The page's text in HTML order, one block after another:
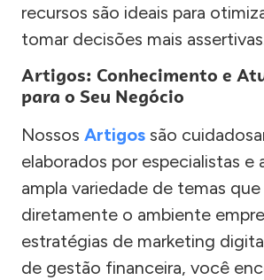
recursos são ideais para
tomar decisões mais
Artigos: Conhecimento e
para o Seu Negócio
Nossos Artigos são
elaborados por especialistas e
ampla variedade de temas
diretamente o ambiente
estratégias de marketing
de gestão financeira, você